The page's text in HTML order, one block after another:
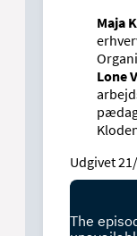
Maja
Lone
Udgivet